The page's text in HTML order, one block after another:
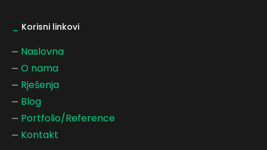
Korisni linkovi
Naslovna
O nama
Rješenja
Blog
Portfolio/Reference
Kontakt